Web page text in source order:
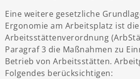
Eine weitere gesetzliche
Ergonomie am Arbeitsplatz ist die
Arbeitsstättenverordnung
Paragraf 3 die Maßnahmen zu
Betrieb von Arbeitsstätten.
Folgendes berücksichtigen: